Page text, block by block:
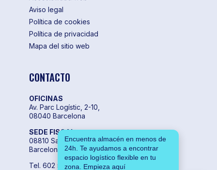
Aviso legal
Política de cookies
Política de privacidad
Mapa del sitio web
CONTACTO
OFICINAS
Av. Parc Logístic, 2-10,
08040 Barcelona
SEDE FISCAL
08810 Sant Pere de Ribes,
Barcelona
Tel. 602 55 04 00
Encuentra almacén en menos de
24h. Te ayudamos a encontrar
espacio logístico flexible en tu
zona. Empieza aquí